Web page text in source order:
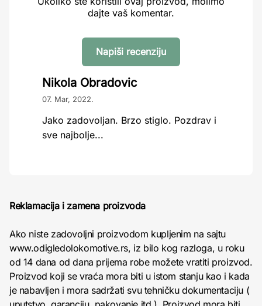
dajte vaš komentar.
Napiši recenziju
Nikola Obradovic
07. Mar, 2022.
Jako zadovoljan. Brzo stiglo. Pozdrav i
sve najbolje...
Reklamacija i zamena proizvoda
Ako niste zadovoljni proizvodom kupljenim na sajtu
www.odigledolokomotive.rs, iz bilo kog razloga, u roku
od 14 dana od dana prijema robe možete vratiti proizvod.
Proizvod koji se vraća mora biti u istom stanju kao i kada
je nabavljen i mora sadržati svu tehničku dokumentaciju (